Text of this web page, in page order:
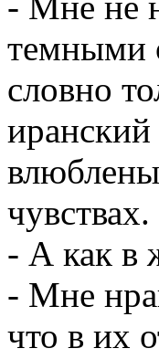
темными
словно
- А как в
- Мне
что в их